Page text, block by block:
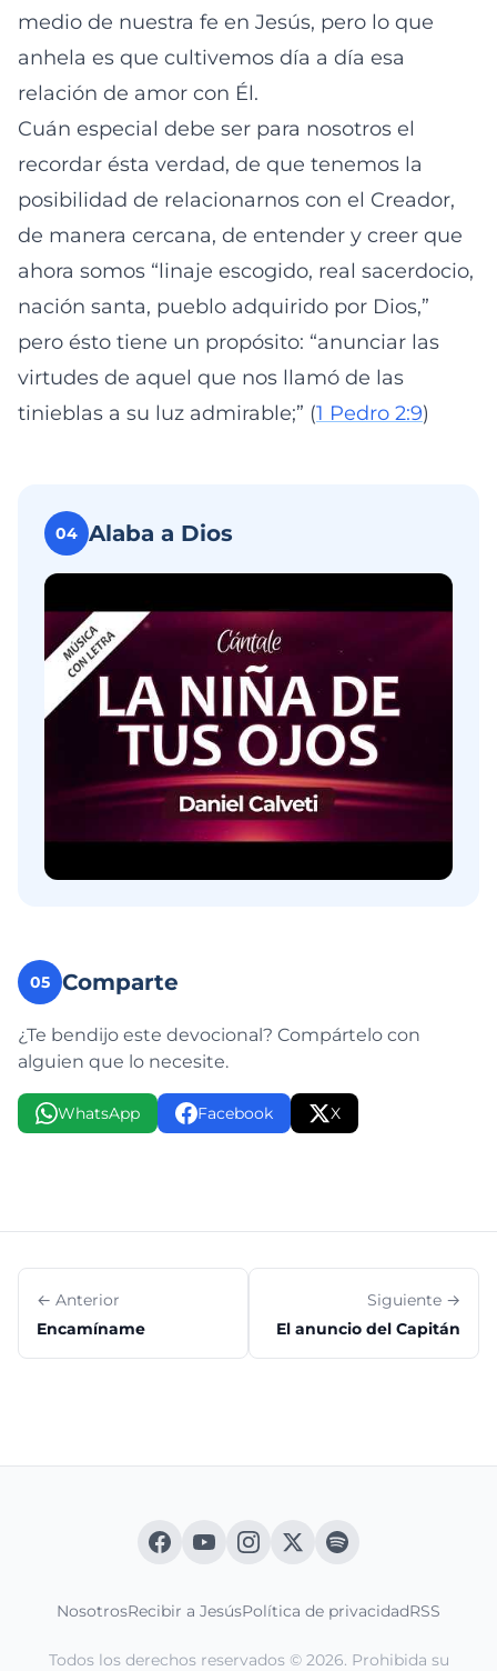
medio de nuestra fe en Jesús, pero lo que
anhela es que cultivemos día a día esa
relación de amor con Él.
Cuán especial debe ser para nosotros el
recordar ésta verdad, de que tenemos la
posibilidad de relacionarnos con el Creador,
de manera cercana, de entender y creer que
ahora somos “linaje escogido, real sacerdocio,
nación santa, pueblo adquirido por Dios,”
pero ésto tiene un propósito: “anunciar las
virtudes de aquel que nos llamó de las
tinieblas a su luz admirable;” (1 Pedro 2:9)
04 Alaba a Dios
05 Comparte
¿Te bendijo este devocional? Compártelo con
alguien que lo necesite.
WhatsApp Facebook X
← Anterior
Encamíname
Siguiente →
El anuncio del Capitán
NosotrosRecibir a JesúsPolítica de privacidadRSS
Todos los derechos reservados © 2026. Prohibida su